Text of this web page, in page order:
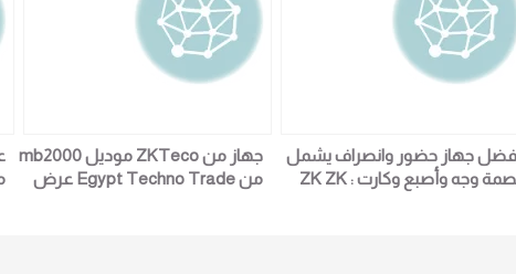
جهاز حضور وانصراف يشمل
بصمة وجه وأصبع وكارت : ZK ZK
جهاز من ZKTeco موديل mb2000
من Egypt Techno Trade عرض